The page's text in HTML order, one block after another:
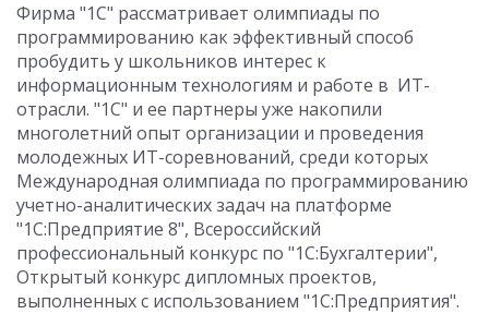
Фирма "1С" рассматривает олимпиады по
программированию как эффективный способ
пробудить у школьников интерес к
информационным технологиям и работе в ИТ-
отрасли. "1С" и ее партнеры уже накопили
многолетний опыт организации и проведения
молодежных ИТ-соревнований, среди которых
Международная олимпиада по программированию
учетно-аналитических задач на платформе
"1С:Предприятие 8", Всероссийский
профессиональный конкурс по "1С:Бухгалтерии",
Открытый конкурс дипломных проектов,
выполненных с использованием "1С:Предприятия".